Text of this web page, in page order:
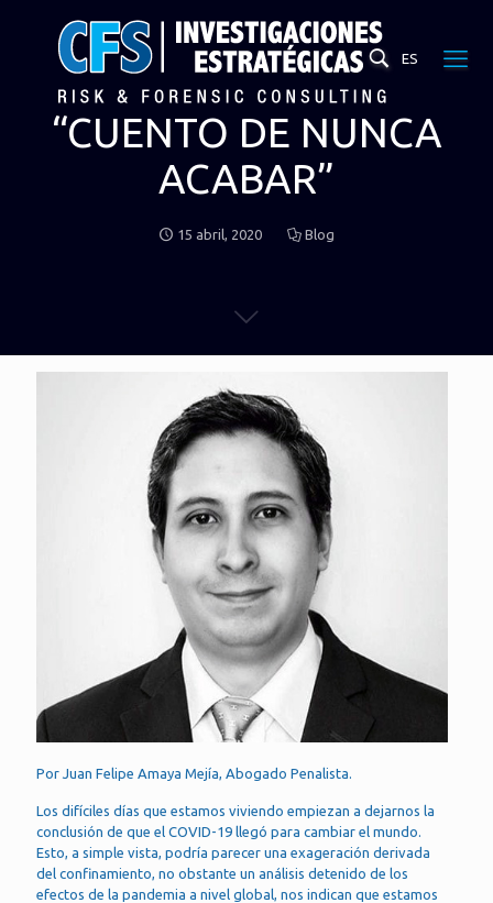
ES
“CUENTO DE NUNCA
ACABAR”
15 abril, 2020 Blog
Por Juan Felipe Amaya Mejía, Abogado Penalista.
Los difíciles días que estamos viviendo empiezan a dejarnos la
conclusión de que el COVID-19 llegó para cambiar el mundo.
Esto, a simple vista, podría parecer una exageración derivada
del confinamiento, no obstante un análisis detenido de los
efectos de la pandemia a nivel global, nos indican que estamos